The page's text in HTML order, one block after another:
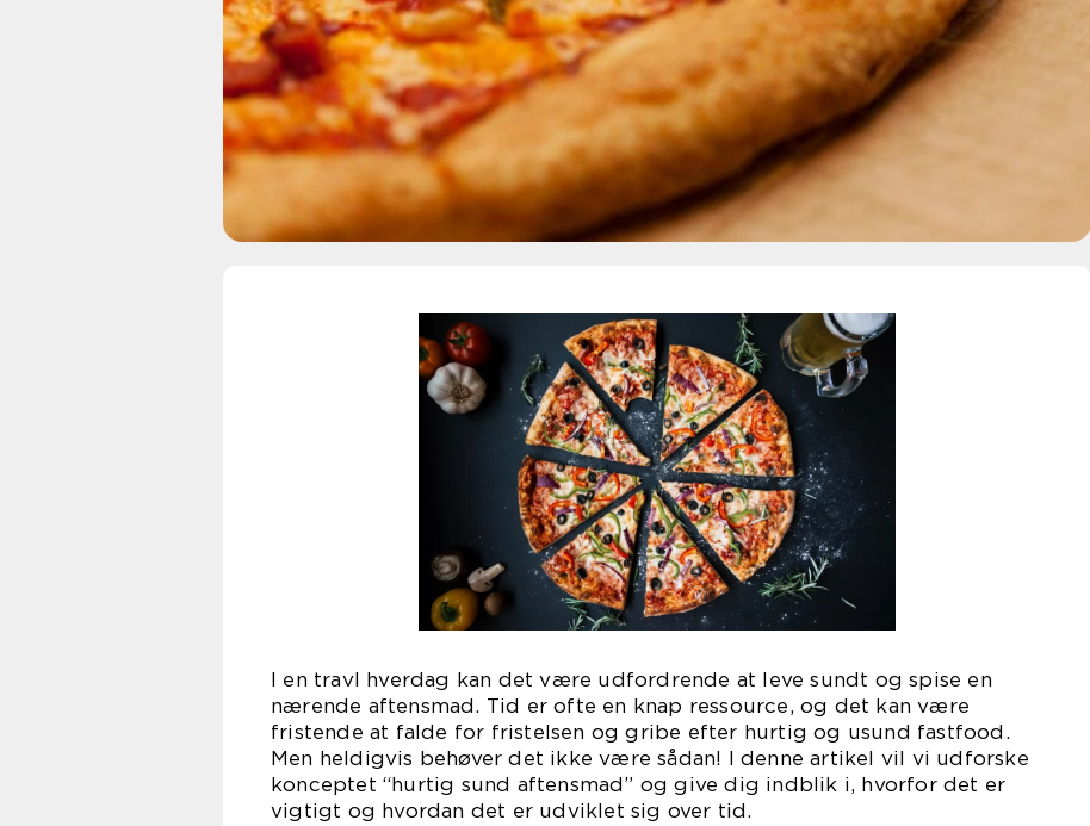
I en travl hverdag kan det være udfordrende at leve sundt og spise en
nærende aftensmad. Tid er ofte en knap ressource, og det kan være
fristende at falde for fristelsen og gribe efter hurtig og usund fastfood.
Men heldigvis behøver det ikke være sådan! I denne artikel vil vi udforske
konceptet “hurtig sund aftensmad” og give dig indblik i, hvorfor det er
vigtigt og hvordan det er udviklet sig over tid.